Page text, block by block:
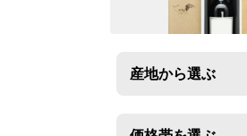
産地から選ぶ